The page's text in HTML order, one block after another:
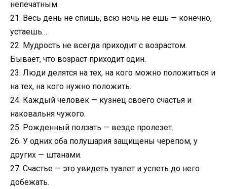
непечатным.
21. Весь день не спишь, всю ночь не ешь — конечно,
устаешь…
22. Мудрость не всегда приходит с возрастом.
Бывает, что возраст приходит один.
23. Люди делятся на тех, на кого можно положиться и
на тех, на кого нужно положить.
24. Каждый человек — кузнец своего счастья и
наковальня чужого.
25. Рожденный ползать — везде пролезет.
26. У одних оба полушария защищены черепом, у
других — штанами.
27. Счастье — это увидеть туалет и успеть до него
добежать.